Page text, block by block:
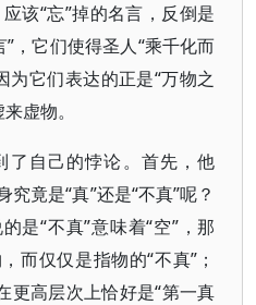
该“忘”掉的名言，反倒是
，它们使得圣人“乘千化而
为它们表达的正是“万物之
虚物。
了自己的悖论。首先，他
竟是“真”还是“不真”呢？
是“不真”意味着“空”，那
而仅仅是指物的“不真”；
更高层次上恰好是“第一真